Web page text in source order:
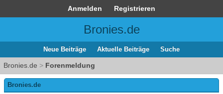
Anmelden Registrieren
Bronies.de
Neue Beiträge Aktuelle Beiträge Suche
Bronies.de > Forenmeldung
Bronies.de